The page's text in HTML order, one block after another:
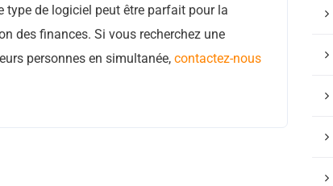
type de logiciel peut être parfait pour la
des finances. Si vous recherchez une
personnes en simultanée, contactez-nous